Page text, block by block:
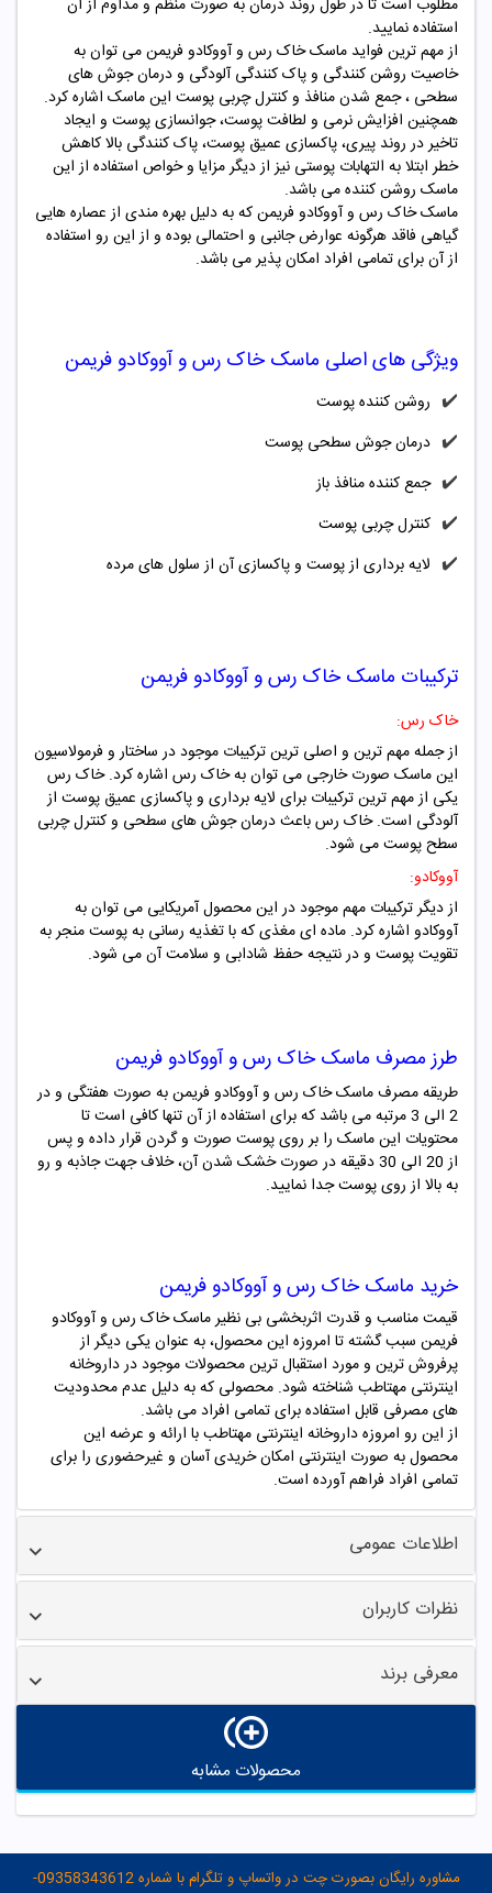
استفاده نمایید.
از مهم ترین فواید ماسکخاک رس و آووکادو فریمن می توان به
خاصیت روشن کنندگی و پاک کنندگی آلودگی و درمان جوش های
سطحی ، جمع شدن منافذ و کنترل چربی پوست این ماسک اشاره کرد.
همچنین افزایش نرمی و لطافت پوست، جوانسازی پوست و ایجاد
تاخیر در روند پیری، پاکسازی عمیق پوست، پاک کنندگی بالا کاهش
خطر ابتلا به التهابات پوستی نیز از دیگر مزایا و خواص استفاده از این
ماسک روشن کننده می باشد.
ماسکخاک رس و آووکادو فریمن که به دلیل بهره مندی از عصاره هایی
گیاهی فاقد هرگونه عوارض جانبی و احتمالی بوده و از این رو استفاده
از آن برای تمامی افراد امکان پذیر می باشد.
ویژگی های اصلی ماسکخاک رس و آووکادو فریمن
✔️ روشن کننده پوست
✔️ درمان جوش سطحی پوست
✔️ جمع کننده منافذ باز
✔️ کنترل چربی پوست
✔️ لایه برداری از پوست و پاکسازی آن از سلول های مرده
ترکیبات ماسکخاک رس و آووکادو فریمن
خاک رس:
از جمله مهم ترین و اصلی ترین ترکیبات موجود در ساختار و فرمولاسیون
این ماسک صورت خارجی می توان به خاک رس اشاره کرد. خاک رس
یکی از مهم ترین ترکیبات برای لایه برداری و پاکسازی عمیق پوست از
آلودگی است. خاک رس باعث درمان جوش های سطحی و کنترل چربی
سطح پوست می شود.
آووکادو:
از دیگر ترکیبات مهم موجود در این محصول آمریکایی می توان به
آووکادو اشاره کرد. ماده ای مغذی که با تغذیه رسانی به پوست منجر به
تقویت پوست و در نتیجه حفظ شادابی و سلامت آن می شود.
طرز مصرف ماسکخاک رس و آووکادو فریمن
طریقه مصرف ماسکخاک رس و آووکادو فریمن به صورت هفتگی و در
2 الی 3 مرتبه می باشد که برای استفاده از آن تنها کافی است تا
محتویات این ماسک را بر روی پوست صورت و گردن قرار داده و پس
از 20 الی 30 دقیقه در صورت خشک شدن آن، خلاف جهت جاذبه و رو
به بالا از روی پوست جدا نمایید.
خرید ماسکخاک رس و آووکادو فریمن
قیمت مناسب و قدرت اثربخشی بی نظیر ماسکخاک رس و آووکادو
فریمن سبب گشته تا امروزه این محصول، به عنوان یکی دیگر از
پرفروش ترین و مورد استقبال ترین محصولات موجود در داروخانه
اینترنتی مهتاطب شناخته شود. محصولی که به دلیل عدم محدودیت
های مصرفی قابل استفاده برای تمامی افراد می باشد.
از این رو امروزه داروخانه اینترنتی مهتاطب با ارائه و عرضه این
محصول به صورت اینترنتی امکان خریدی آسان و غیرحضوری را برای
تمامی افراد فراهم آورده است.
اطلاعات عمومی
نظرات کاربران
معرفی برند
محصولات مشابه
مشاوره رایگان بصورت چت در واتساپ و تلگرام با شماره 09358343612-